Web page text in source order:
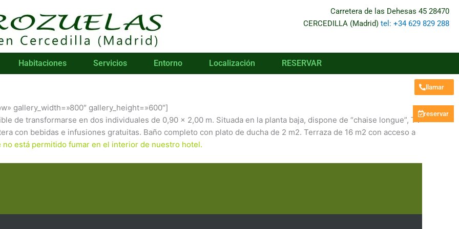
Carretera de las Dehesas 45 28470
CERCEDILLA (Madrid) tel: +34 629 829 288
Habitaciones Servicios Entorno Localización RESERVAR
llamar
reservar
gallery_width=»800″ gallery_height=»600″]
de transformarse en dos individuales de 0,90 x 2,00 m. Situada en la planta baja, dispone de “chaise longue”, TV
con bebidas e infusiones gratuitas. Baño completo con plato de ducha de 2 m2. Terraza de 16 m2 con acceso a
no está permitido fumar en el interior de nuestro hotel.